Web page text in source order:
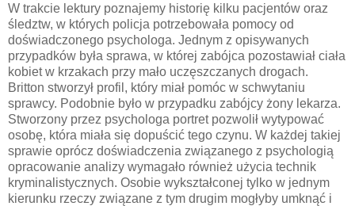
W trakcie lektury poznajemy historię kilku pacjentów oraz
śledztw, w których policja potrzebowała pomocy od
doświadczonego psychologa. Jednym z opisywanych
przypadków była sprawa, w której zabójca pozostawiał ciała
kobiet w krzakach przy mało uczęszczanych drogach.
Britton stworzył profil, który miał pomóc w schwytaniu
sprawcy. Podobnie było w przypadku zabójcy żony lekarza.
Stworzony przez psychologa portret pozwolił wytypować
osobę, która miała się dopuścić tego czynu. W każdej takiej
sprawie oprócz doświadczenia związanego z psychologią
opracowanie analizy wymagało również użycia technik
kryminalistycznych. Osobie wykształconej tylko w jednym
kierunku rzeczy związane z tym drugim mogłyby umknąć i